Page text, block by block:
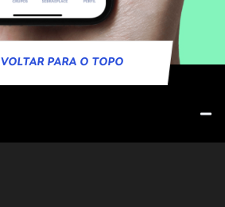
VOLTAR PARA O TOPO